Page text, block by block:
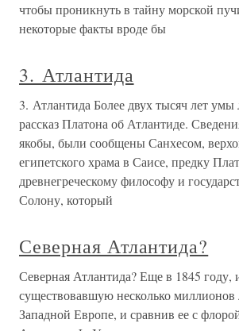
чтобы проникнуть в тайну морской
некоторые факты вроде бы
3. Атлантида
3. Атлантида Более двух тысяч лет
рассказ Платона об Атлантиде.
якобы, были сообщены Санхесом,
египетского храма в Саисе, предку
древнегреческому философу и
Солону, который
Северная Атлантида?
Северная Атлантида? Еще в 1845 году,
существовавшую несколько миллионов
Западной Европе, и сравнив ее с